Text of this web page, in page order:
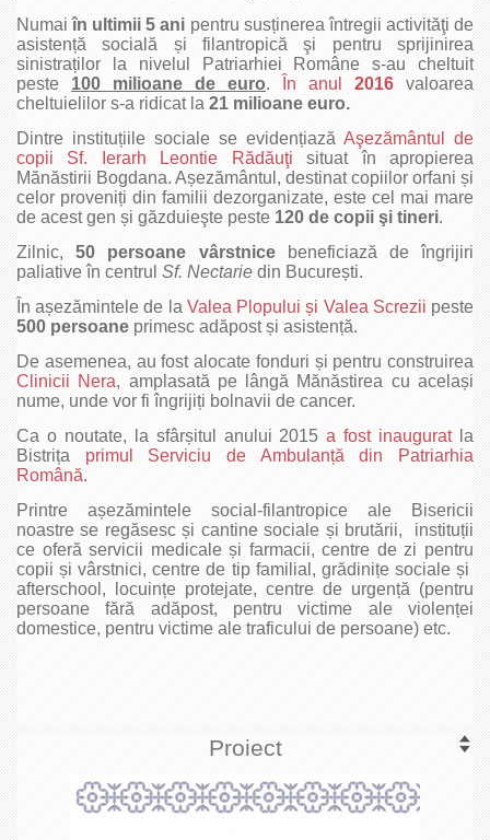
Numaiîn ultimii 5 ani pentru susținerea întregii activităţi de
asistență socială și filantropică şi pentru sprijinirea
sinistraților la nivelul Patriarhiei Române s-au cheltuit
peste 100 milioane de euro. În anul 2016 valoarea
cheltuielilor s-a ridicat la 21 milioane euro.
Dintre instituțiile sociale se evidențiază Aşezământul de
copii Sf. Ierarh Leontie Rădăuţi situat în apropierea
Mănăstirii Bogdana. Așezământul, destinat copiilor orfani și
celor proveniți din familii dezorganizate, este cel mai mare
de acest gen și găzduieşte peste 120 de copii şi tineri.
Zilnic,50 persoane vârstnicebeneficiază de îngrijiri
paliative în centrul Sf. Nectarie din București.
În așezămintele de la Valea Plopului și Valea Screzii peste
500 persoane primesc adăpost și asistență.
De asemenea, au fost alocate fonduri și pentru construirea
Clinicii Nera, amplasată pe lângă Mănăstirea cu același
nume, unde vor fi îngrijiți bolnavii de cancer.
Ca o noutate, la sfârșitul anului 2015a fost inauguratla
Bistrița primul Serviciu de Ambulanță din Patriarhia
Română.
Printre așezămintele social-filantropice ale Bisericii
noastre se regăsesc și cantine sociale și brutării, instituții
ce oferă servicii medicale și farmacii, centre de zi pentru
copii și vârstnici, centre de tip familial, grădinițe sociale și
afterschool, locuințe protejate, centre de urgență (pentru
persoane fără adăpost, pentru victime ale violenței
domestice, pentru victime ale traficului de persoane) etc.
Proiect